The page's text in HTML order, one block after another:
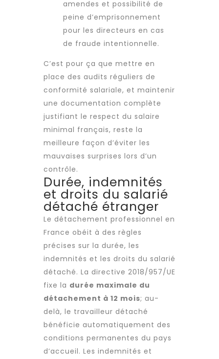
amendes et possibilité de
peine d’emprisonnement
pour les directeurs en cas
de fraude intentionnelle.
C’est pour ça que mettre en
place des audits réguliers de
conformité salariale, et maintenir
une documentation complète
justifiant le respect du salaire
minimal français, reste la
meilleure façon d’éviter les
mauvaises surprises lors d’un
contrôle.
Durée, indemnités
et droits du salarié
détaché étranger
Le détachement professionnel en
France obéit à des règles
précises sur la durée, les
indemnités et les droits du salarié
détaché. La directive 2018/957/UE
fixe la durée maximale du
détachement à 12 mois; au-
delà, le travailleur détaché
bénéficie automatiquement des
conditions permanentes du pays
d’accueil. Les indemnités et